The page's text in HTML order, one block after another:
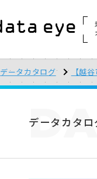
データカタログ 【越
データカタロ